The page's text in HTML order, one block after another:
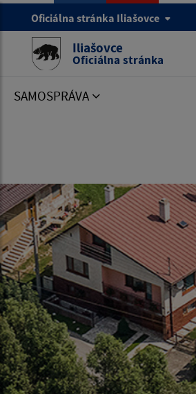
Oficiálna stránka Iliašovce
Iliašovce
Oficiálna stránka
SAMOSPRÁVA